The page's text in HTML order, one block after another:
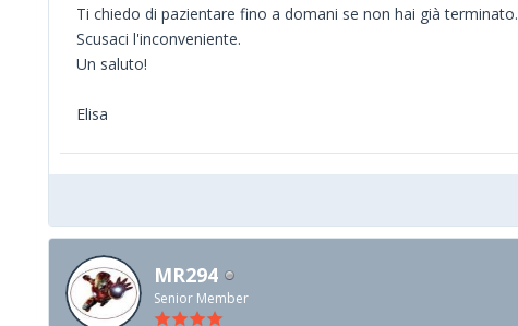
Ti chiedo di pazientare fino a domani se non hai già terminato.
Scusaci l'inconveniente.
Un saluto!
Elisa
MR294
Senior Member